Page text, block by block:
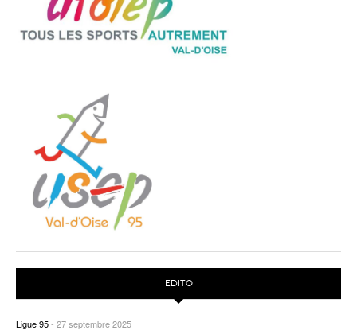
EDITO
Ligue 95- 27 septembre 2025